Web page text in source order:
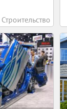
Строительство